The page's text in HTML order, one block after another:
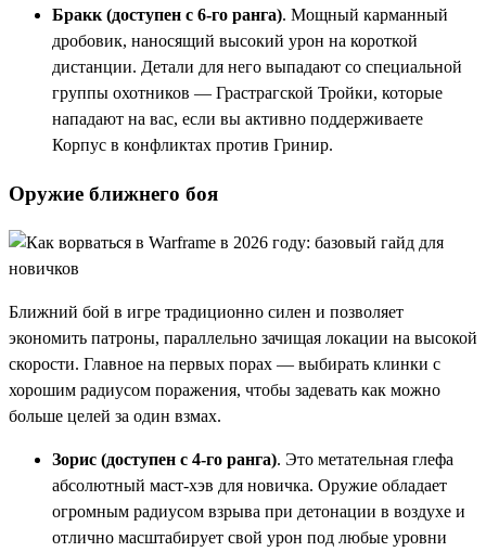
Бракк (доступен с 6-го ранга). Мощный карманный
дробовик, наносящий высокий урон на короткой
дистанции. Детали для него выпадают со специальной
группы охотников — Грастрагской Тройки, которые
нападают на вас, если вы активно поддерживаете
Корпус в конфликтах против Гринир.
Оружие ближнего боя
Ближний бой в игре традиционно силен и позволяет
экономить патроны, параллельно зачищая локации на высокой
скорости. Главное на первых порах — выбирать клинки с
хорошим радиусом поражения, чтобы задевать как можно
больше целей за один взмах.
Зорис (доступен с 4-го ранга). Это метательная глефа
абсолютный маст-хэв для новичка. Оружие обладает
огромным радиусом взрыва при детонации в воздухе и
отлично масштабирует свой урон под любые уровни